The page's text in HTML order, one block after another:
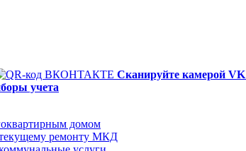
Сканируйте камерой VK
учета
домом
ремонту МКД